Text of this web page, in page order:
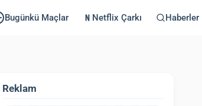
Bugünkü Maçlar Netflix Çarkı Haberler
Reklam